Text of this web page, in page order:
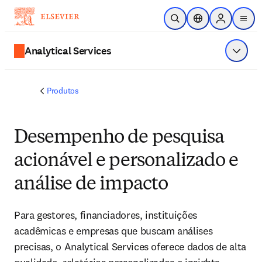
Ir para o conteúdo principal
Pesquisa aberta
Seletor deSign in to
menu
Analytical Services Exibir
Produtos
Desempenho de pesquisa
acionável e personalizado e
análise de impacto
Para gestores, financiadores, instituições
acadêmicas e empresas que buscam análises
precisas, o Analytical Services oferece dados de alta